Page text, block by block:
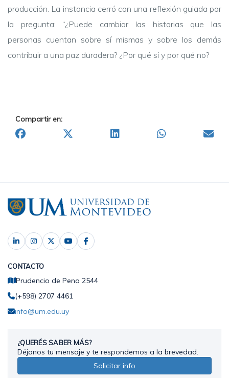
producción. La instancia cerró con una reflexión guiada por
la pregunta: “¿Puede cambiar las historias que las
personas cuentan sobre sí mismas y sobre los demás
contribuir a una paz duradera? ¿Por qué sí y por qué no?
Compartir en:
CONTACTO
Prudencio de Pena 2544
(+598) 2707 4461
info@um.edu.uy
¿QUERÉS SABER MÁS?
Déjanos tu mensaje y te respondemos a la brevedad.
Solicitar info